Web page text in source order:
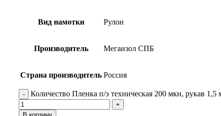
Вид намотки Рулон
Производитель Мегаизол СПБ
Страна производитель Россия
Количество Пленка п/э техническая 200 мкн, рукав 1,5